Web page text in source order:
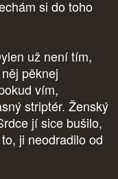
si do toho
už není tím,
pěknej
vím,
striptér. Ženský
jí sice bušilo,
ji neodradilo od